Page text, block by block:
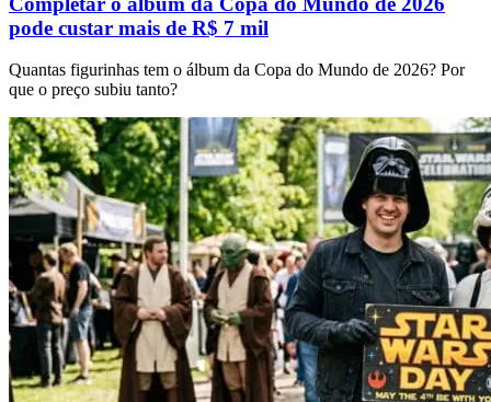
pode custar mais de R$ 7 mil
Quantas figurinhas tem o álbum da Copa do Mundo de 2026? Por
que o preço subiu tanto?